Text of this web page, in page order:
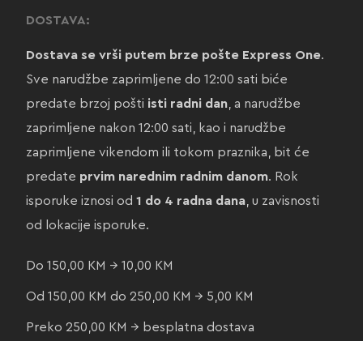
DOSTAVA:
Dostava se vrši putem brze pošte Express One.
Sve narudžbe zaprimljene do 12:00 sati biće
predate brzoj pošti isti radni dan, a narudžbe
zaprimljene nakon 12:00 sati, kao i narudžbe
zaprimljene vikendom ili tokom praznika, bit će
predate prvim narednim radnim danom. Rok
isporuke iznosi od 1 do 4 radna dana, u zavisnosti
od lokacije isporuke.
Do 150,00 KM → 10,00 KM
Od 150,00 KM do 250,00 KM → 5,00 KM
Preko 250,00 KM → besplatna dostava